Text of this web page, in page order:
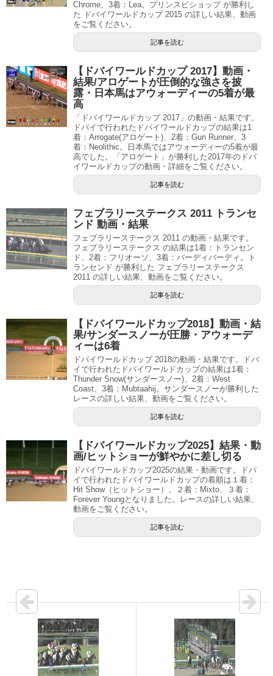
Chrome、3着：Lea。プリンスビショップ が勝利し
た ドバイワールドカップ 2015 の詳しい結果、動画
をご覧ください。
記事を読む
【ドバイワールドカップ 2017】動画・
結果/アロゲートが圧倒的な強さを披
露・日本馬はアウォーディーの5着が最
高
「ドバイワールドカップ 2017」の動画・結果です。
ドバイで行われたドバイワールドカップの結果は1
着：Arrogate(アロゲート)、2着：Gun Runner、3
着：Neolithic。日本馬ではアウォーディーの5着が最
高でした。「アロゲート」が勝利した2017年のドバ
イワールドカップの動画・詳細をご覧ください。
記事を読む
フェブラリーステークス 2011 トランセ
ンド 動画・結果
フェブラリーステークス 2011 の動画・結果です。
フェブラリーステークス の結果は1着：トランセン
ド、2着：フリオーソ、3着：バーディバーディ。ト
ランセンド が勝利した フェブラリーステークス
2011 の詳しい結果、動画をご覧ください。
記事を読む
【ドバイワールドカップ2018】動画・結
果/サンダースノーが圧勝・アウォーデ
ィーは6着
ドバイワールドカップ 2018の動画・結果です。ドバ
イで行われたドバイワールドカップの結果は1着：
Thunder Snow(サンダースノー)、2着：West
Coast、3着：Mubtaahij。サンダースノーが勝利した
レースの詳しい結果、動画をご覧ください。
記事を読む
【ドバイワールドカップ2025】結果・動
画/ヒットショーが鮮やかに差し切る
ドバイワールドカップ2025の結果・動画です。ドバ
イで行われたドバイワールドカップの着順は１着：
Hit Show（ヒットショー）、２着：Mixto、３着：
Forever Youngとなりました。レースの詳しい結果、
動画をご覧ください。
記事を読む